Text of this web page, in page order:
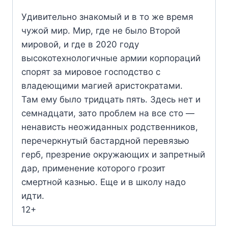
Удивительно знакомый и в то же время
чужой мир. Мир, где не было Второй
мировой, и где в 2020 году
высокотехнологичные армии корпораций
спорят за мировое господство с
владеющими магией аристократами.
Там ему было тридцать пять. Здесь нет и
семнадцати, зато проблем на все сто —
ненависть неожиданных родственников,
перечеркнутый бастардной перевязью
герб, презрение окружающих и запретный
дар, применение которого грозит
смертной казнью. Еще и в школу надо
идти.
12+